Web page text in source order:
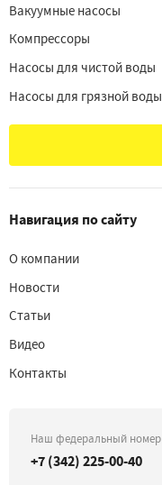
Вакуумные насосы
Компрессоры
Насосы для чистой воды
Насосы для грязной воды
Навигация по сайту
О компании
Новости
Статьи
Видео
Контакты
Наш федеральный номер
+7 (342) 225-00-40